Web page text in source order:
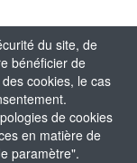
du site, de
bénéficier de
cookies, le cas
de cookies
en matière de
paramètre".